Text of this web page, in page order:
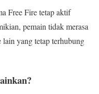
Free Fire tetap aktif
pemain tidak merasa
yang tetap terhubung